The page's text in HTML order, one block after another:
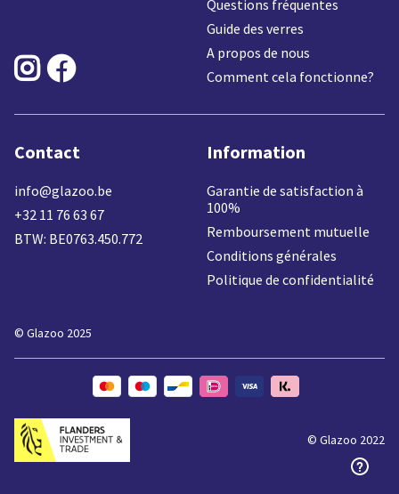
 
Questions fréquentes
Guide des verres
A propos de nous
Comment cela fonctionne?
Contact
info@glazoo.be
+32 11 76 63 67
BTW: BE0763.450.772
Information
Garantie de satisfaction à
100%
Remboursement mutuelle
Conditions générales
Politique de confidentialité
© Glazoo 2025
© Glazoo 2022